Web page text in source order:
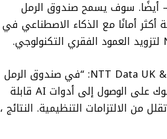
– أيضًا. سوف يسمح صندوق الرمل
أكثر أمانًا مع الذكاء الاصطناعي في
قال Sumant Kumar ، CTO للأسواق المصرفية والمالية في NTT Data UK & I: “في صندوق الرمل
، يترك كل إجراء علامة. قد يساعد صندوق الرمل الفائق هذا البنوك على الوصول إلى أدوات AI قابلة
من الالتزامات التنظيمية. النتائج ،